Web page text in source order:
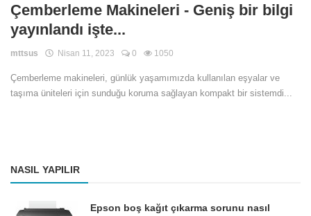
Teknoloji
Girişi
Çemberleme Makineleri - Geniş bir bilgi
yayınlandı işte...
mttsus Nisan 11, 2023 0 1050
Çemberleme makineleri, günlük yaşamımızda kullanılan eşyalar ve
taşıma üniteleri için sunduğu koruma sağlayan kompakt bir sistemdi...
NASIL YAPILIR
Epson boş kağıt çıkarma sorunu nasıl